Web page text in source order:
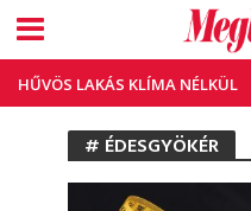
HŰVÖS LAKÁS KLÍMA NÉLKÜL
# ÉDESGYÖKÉR